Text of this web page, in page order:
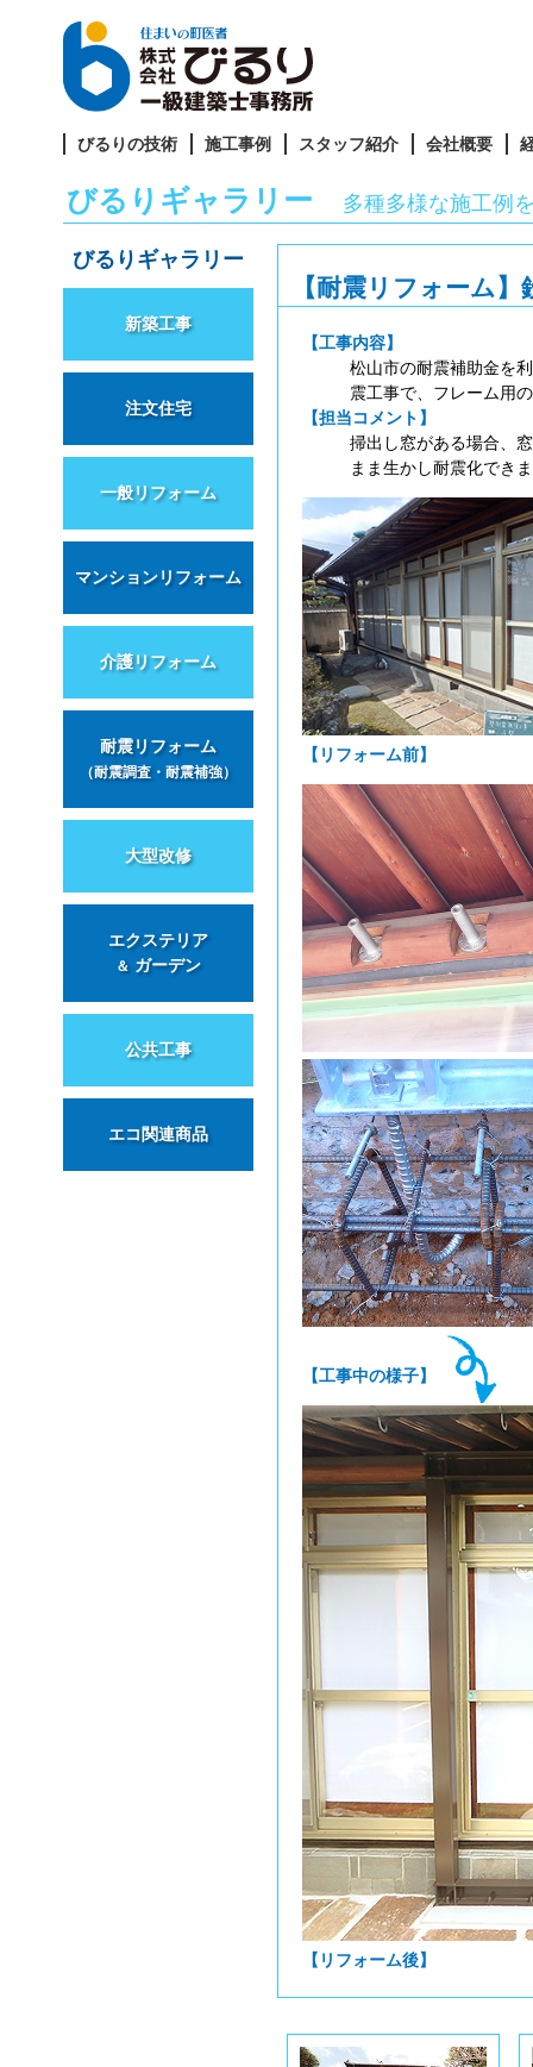
びるりの技術 施工事例 スタッフ紹介 会社概要
びるりギャラリー 多種多様な施工例
【耐震リフォーム
【工事内容】
松山市の耐震補助金を
震工事で、フレーム用
【担当コメント】
掃出し窓がある場合、
まま生かし耐震化でき
【リフォーム前】
【工事中の様子】
【リフォーム後】
びるりギャラリー
新築工事
注文住宅
一般リフォーム
マンションリフォーム
介護リフォーム
耐震リフォーム
（耐震調査・耐震補強）
大型改修
エクステリア
＆ ガーデン
公共工事
エコ関連商品